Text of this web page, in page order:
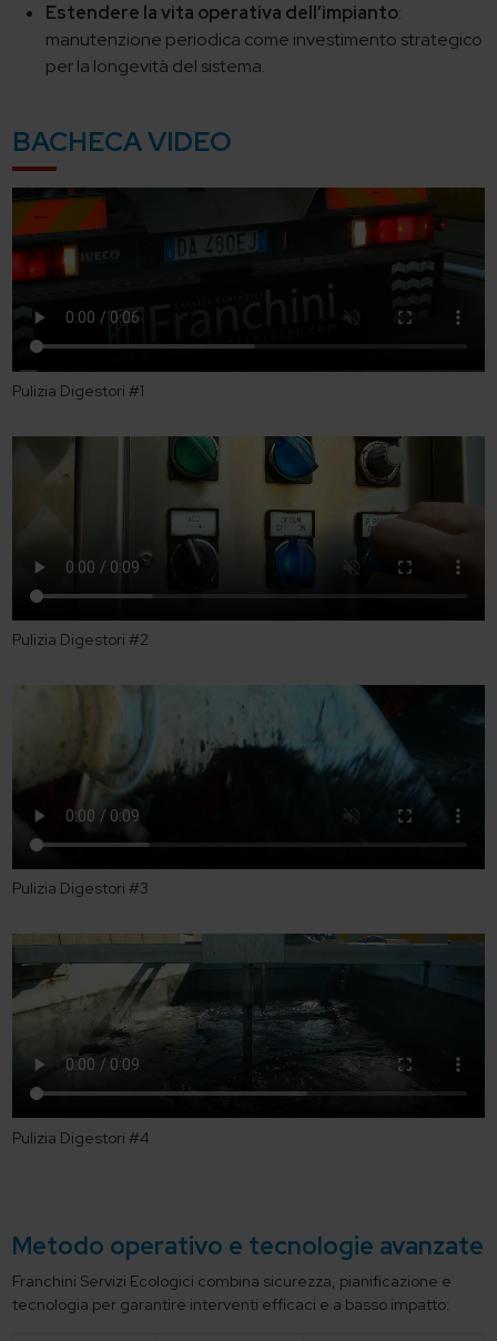
Estendere la vita operativa dell’impianto:
manutenzione periodica come investimento strategico
per la longevità del sistema.
BACHECA VIDEO
Pulizia Digestori #1
Pulizia Digestori #2
Pulizia Digestori #3
Pulizia Digestori #4
Metodo operativo e tecnologie avanzate
Franchini Servizi Ecologici combina sicurezza, pianificazione e
tecnologia per garantire interventi efficaci e a basso impatto: